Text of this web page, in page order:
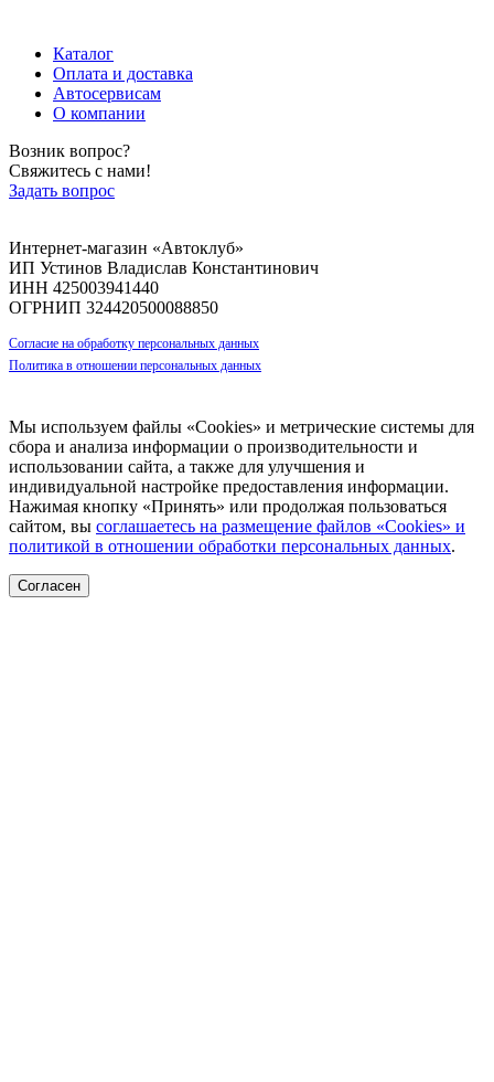
Каталог
Оплата и доставка
Автосервисам
О компании
Возник вопрос?
Свяжитесь с нами!
Задать вопрос
Интернет-магазин «Автоклуб»
ИП Устинов Владислав Константинович
ИНН 425003941440
ОГРНИП 324420500088850
Согласие на обработку персональных данных
Политика в отношении персональных данных
Мы используем файлы «Cookies» и метрические системы для
сбора и анализа информации о производительности и
использовании сайта, а также для улучшения и
индивидуальной настройке предоставления информации.
Нажимая кнопку «Принять» или продолжая пользоваться
сайтом, вы соглашаетесь на размещение файлов «Cookies» и
политикой в отношении обработки персональных данных.
Согласен